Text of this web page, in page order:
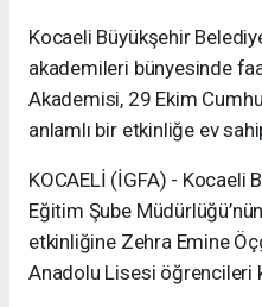
Kocaeli Büyükşehir
akademileri bünyesinde
Akademisi, 29 Ekim
anlamlı bir etkinliğe ev
KOCAELİ (İGFA) - Kocaeli
Eğitim Şube
etkinliğine Zehra Emine
Anadolu Lisesi öğrencileri